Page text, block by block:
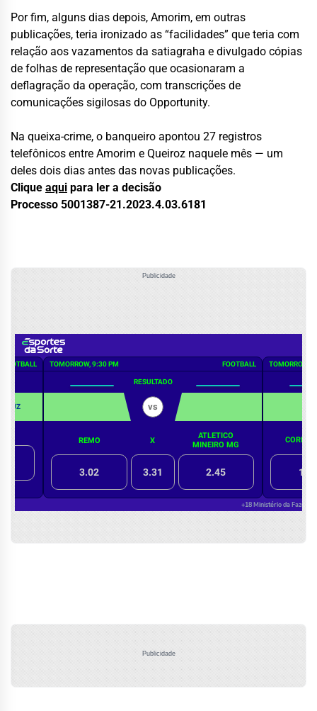
Por fim, alguns dias depois, Amorim, em outras
publicações, teria ironizado as “facilidades” que teria com
relação aos vazamentos da satiagraha e divulgado cópias
de folhas de representação que ocasionaram a
deflagração da operação, com transcrições de
comunicações sigilosas do Opportunity.
Na queixa-crime, o banqueiro apontou 27 registros
telefônicos entre Amorim e Queiroz naquele mês — um
deles dois dias antes das novas publicações.
Clique aqui para ler a decisão
Processo 5001387-21.2023.4.03.6181
Publicidade
Publicidade